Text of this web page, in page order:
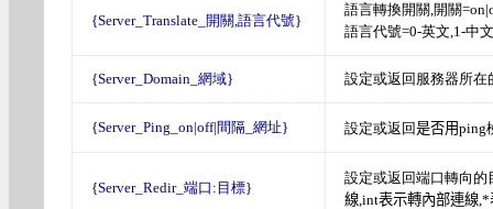
{Server_Translate_開關,語言代號}
語言轉換開關,開關
語言代號=0-英文,1-中
{Server_Domain_網域} 設定或返回服務器所在
{Server_Ping_on|off|間隔_網址} 設定或返回是否用ping
{Server_Redir_端口:目標}
設定或返回端口轉向的
線,int表示轉內部連線,*